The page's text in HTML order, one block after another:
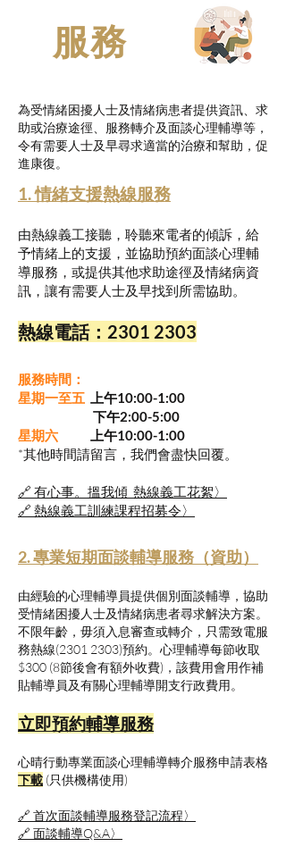
服務
為受情緒困擾人士及情緒病患者提供資訊、求
助或治療途徑、服務轉介及面談心理輔導等，
令有需要人士及早尋求適當的治療和幫助，促
進康復。
1. 情緒支援熱線服務
由熱線義工接聽，聆聽來電者的傾訴，給
予情緒上的支援，並協助預約面談心理輔
導服務，或提供其他求助途徑及情緒病資
訊，讓有需要人士及早找到所需協助。
熱線電話：2301 2303
服務時間：
星期一至五 上午10:00-1:00
下午2:00-5:00
星期六
上午10:00-1:00
*其他時間請留言，我們會盡快回覆。
🔗 有心事。搵我傾 熱線義工花絮〉
🔗 熱線義工訓練課程招募令〉
2. 專業短期面談輔導服務（資助）
由經驗的心理輔導員提供個別面談輔導，協助
受情緒困擾人士及情緒病患者尋求解決方案。
不限年齡，毋須入息審查或轉介，只需致電服
務熱線(2301 2303)預約。心理輔導每節收取
$300 (8節後會有額外收費)，該費用會用作補
貼輔導員及有關心理輔導開支行政費用。
​立即預約輔導服務
心晴行動專業面談心理輔導轉介服務申請表格
下載 (只供機構使用)
🔗 首次面談輔導服務登記流程〉
🔗 面談輔導Q&A〉